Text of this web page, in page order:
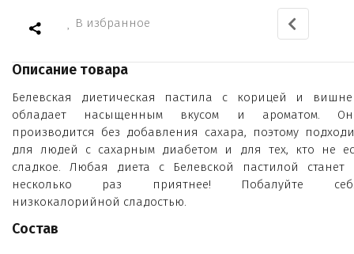
В избранное
Описание товара
Белевская диетическая пастила с корицей и
обладает насыщенным вкусом и ароматом.
производится без добавления сахара, поэтому
для людей с сахарным диабетом и для тех, кто не
сладкое. Любая диета с Белевской пастилой станет
несколько раз приятнее! Побалуйте
низкокалорийной сладостью.
Состав